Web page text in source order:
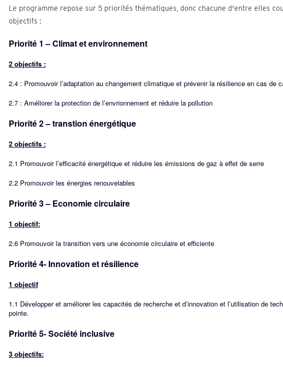
Le programme repose sur 5 priorités thématiques, donc chacune d'entre elles
objectifs :
Priorité 1 – Climat et environnement
2 objectifs :
2.4 : Promouvoir l’adaptation au changement climatique et prévenir la résilience en cas de
2.7 : Améliorer la protection de l’envrionnement et réduire la pollution
Priorité 2 – transtion énergétique
2 objectifs :
2.1 Promouvoir l’efficacité énergétique et réduire les émissions de gaz à effet de serre
2.2 Promouvoir les énergies renouvelables
Priorité 3 – Economie circulaire
1 objectif:
2.6 Promouvoir la transition vers une économie circulaire et efficiente
Priorité 4- Innovation et résilience
1 objectif
1.1 Développer et améliorer les capacités de recherche et d’innovation et l’utilisation de
pointe.
Priorité 5- Société inclusive
3 objectifs: